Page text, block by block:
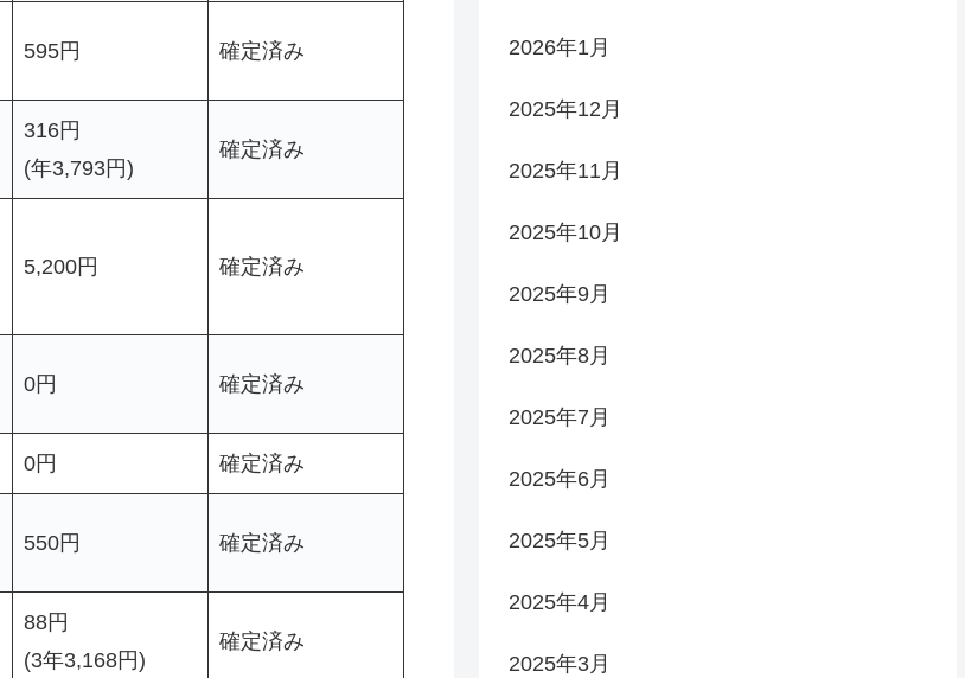
595円 確定済み
316円
(年3,793円)
確定済み
5,200円 確定済み
0円 確定済み
0円 確定済み
550円 確定済み
88円
(3年3,168円)
確定済み
2026年1月
2025年12月
2025年11月
2025年10月
2025年9月
2025年8月
2025年7月
2025年6月
2025年5月
2025年4月
2025年3月